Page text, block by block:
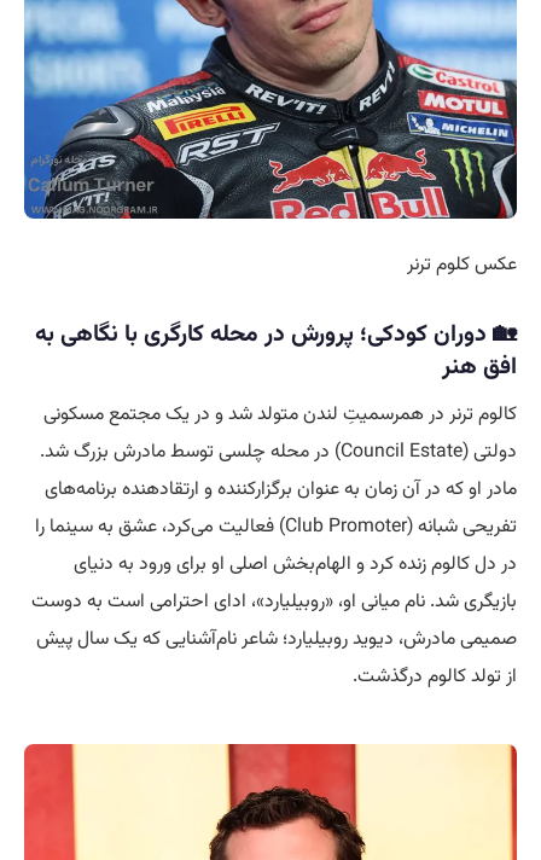
عکس کلوم ترنر
🏡 دوران کودکی؛ پرورش در محله کارگری با نگاهی به
افق هنر
کالوم ترنر در همرسمیتِ لندن متولد شد و در یک مجتمع مسکونی
دولتی (Council Estate) در محله چلسی توسط مادرش بزرگ شد.
مادر او که در آن زمان به عنوان برگزارکننده و ارتقادهنده برنامه‌های
تفریحی شبانه (Club Promoter) فعالیت می‌کرد، عشق به سینما را
در دل کالوم زنده کرد و الهام‌بخش اصلی او برای ورود به دنیای
بازیگری شد. نام میانی او، «روبیلیارد»، ادای احترامی است به دوست
صمیمی مادرش، دیوید روبیلیارد؛ شاعر نام‌آشنایی که یک سال پیش
از تولد کالوم درگذشت.